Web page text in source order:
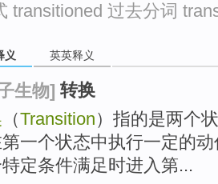
transitioned 过去分词
义 英英释义
生物] 转换
（Transition）指的是两个
一个状态中执行一定的
定条件满足时进入第...